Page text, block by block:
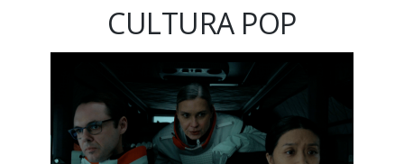
CULTURA POP